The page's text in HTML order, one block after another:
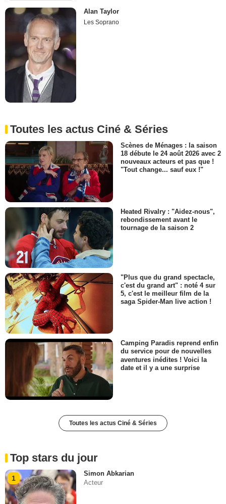
Alan Taylor
Les Soprano
Toutes les actus Ciné & Séries
Scènes de Ménages : la saison
18 débute le 24 août 2026 avec 2
nouveaux acteurs et pas que !
"Tout change... sauf eux !"
Heated Rivalry : "Aidez-nous",
rebondissement avant le
tournage de la saison 2
"Plus que du grand spectacle,
c'est du grand art" : noté 4 sur
5, c'est le meilleur film de la
saga Spider-Man live action !
Camping Paradis reprend enfin
du service pour de nouvelles
aventures inédites ! Voici la
date et il y a une surprise
Toutes les actus Ciné & Séries
Top stars du jour
1
Simon Abkarian
Acteur